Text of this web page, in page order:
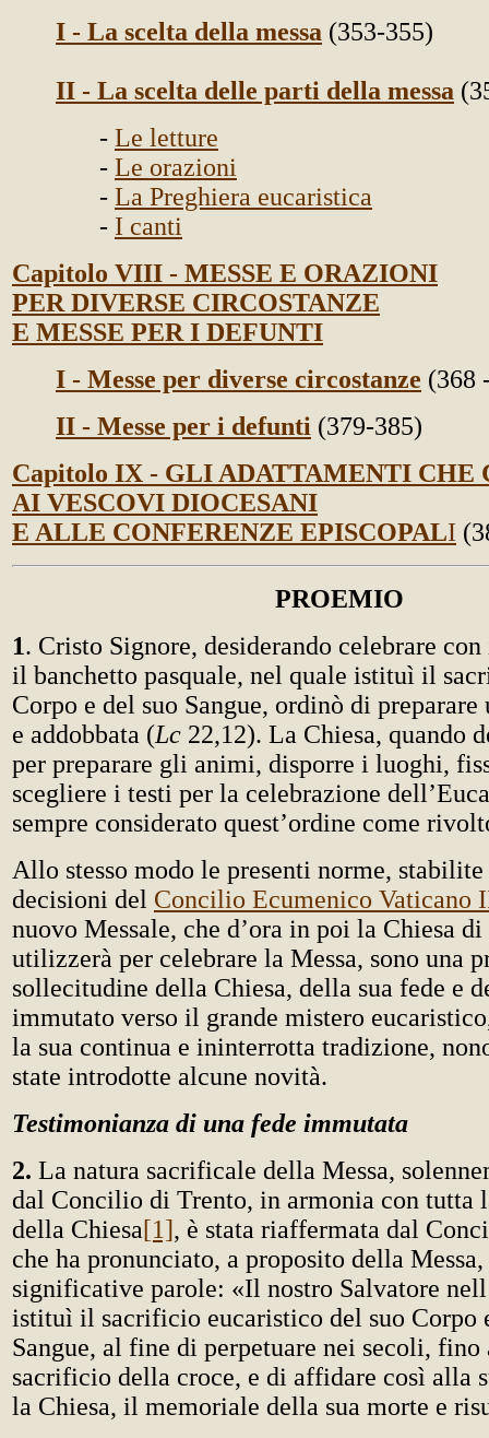
I - La scelta della messa (353-355)
II - La scelta delle parti della messa
- Le letture
- Le orazioni
- La Preghiera eucaristica
- I canti
Capitolo VIII - MESSE E ORAZIONI
PER DIVERSE CIRCOSTANZE
E MESSE PER I DEFUNTI
I - Messe per diverse circostanze (368
II - Messe per i defunti (379-385)
Capitolo IX - GLI ADATTAMENTI CHE
AI VESCOVI DIOCESANI
E ALLE CONFERENZE EPISCOPALI
PROEMIO
1. Cristo Signore, desiderando celebrare
il banchetto pasquale, nel quale istituì il
Corpo e del suo Sangue, ordinò di preparare
e addobbata (Lc 22,12). La Chiesa, quando
per preparare gli animi, disporre i luoghi,
scegliere i testi per la celebrazione
sempre considerato quest’ordine come
Allo stesso modo le presenti norme,
decisioni del Concilio Ecumenico Vaticano
nuovo Messale, che d’ora in poi la Chiesa
utilizzerà per celebrare la Messa, sono una
sollecitudine della Chiesa, della sua fede e
immutato verso il grande mistero
la sua continua e ininterrotta tradizione,
state introdotte alcune novità.
Testimonianza di una fede immutata
2. La natura sacrificale della Messa,
dal Concilio di Trento, in armonia con tutta
della Chiesa[1], è stata riaffermata dal
che ha pronunciato, a proposito della Messa,
significative parole: «Il nostro Salvatore
istituì il sacrificio eucaristico del suo Corpo
Sangue, al fine di perpetuare nei secoli,
sacrificio della croce, e di affidare così alla
la Chiesa, il memoriale della sua morte e